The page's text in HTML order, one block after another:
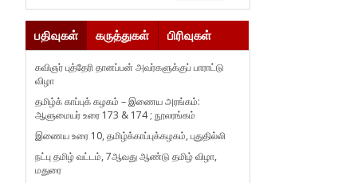
பதிவுகள் கருத்துகள் பிரிவுகள்
கவிஞர் புத்தேரி தானப்பன் அவர்களுக்குப் பாராட்டு
விழா
தமிழ்க் காப்புக் கழகம் – இணைய அரங்கம்:
ஆளுமையர் உரை 173 & 174 ; நூலரங்கம்
இணைய உரை 10, தமிழ்க்காப்புக்கழகம், புதுதில்லி
நட்பு தமிழ் வட்டம், 7ஆவது ஆண்டு தமிழ் விழா,
மதுரை